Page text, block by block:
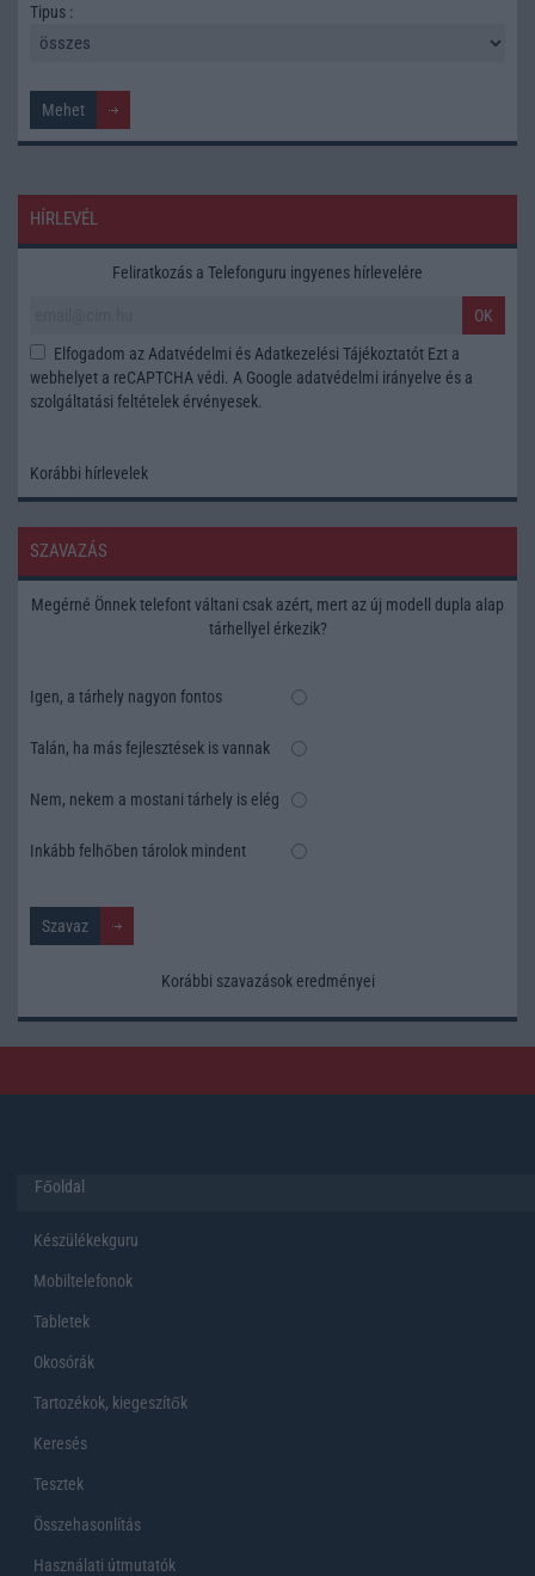
Tipus :
HÍRLEVÉL
Feliratkozás a Telefonguru ingyenes hírlevelére
OK
Elfogadom azAdatvédelmi és Adatkezelési Tájékoztatót Ezt a
webhelyet a reCAPTCHA védi. A Google adatvédelmi irányelve és a
szolgáltatási feltételek érvényesek.
Korábbi hírlevelek
SZAVAZÁS
Megérné Önnek telefont váltani csak azért, mert az új modell dupla alap
tárhellyel érkezik?
Igen, a tárhely nagyon fontos
Talán, ha más fejlesztések is vannak
Nem, nekem a mostani tárhely is elég
Inkább felhőben tárolok mindent
Korábbi szavazások eredményei
Főoldal
Készülékekguru
Mobiltelefonok
Tabletek
Okosórák
Tartozékok, kiegeszítők
Keresés
Tesztek
Összehasonlítás
Használati útmutatók